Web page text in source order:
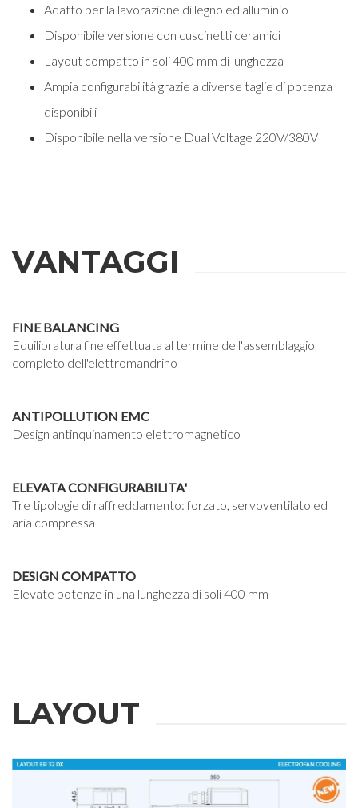
Adatto per la lavorazione di legno ed alluminio
Disponibile versione con cuscinetti ceramici
Layout compatto in soli 400 mm di lunghezza
Ampia configurabilità grazie a diverse taglie di potenza
disponibili
Disponibile nella versione Dual Voltage 220V/380V
VANTAGGI
FINE BALANCING
Equilibratura fine effettuata al termine dell'assemblaggio
completo dell'elettromandrino
ANTIPOLLUTION EMC
Design antinquinamento elettromagnetico
ELEVATA CONFIGURABILITA'
Tre tipologie di raffreddamento: forzato, servoventilato ed
aria compressa
DESIGN COMPATTO
Elevate potenze in una lunghezza di soli 400 mm
LAYOUT